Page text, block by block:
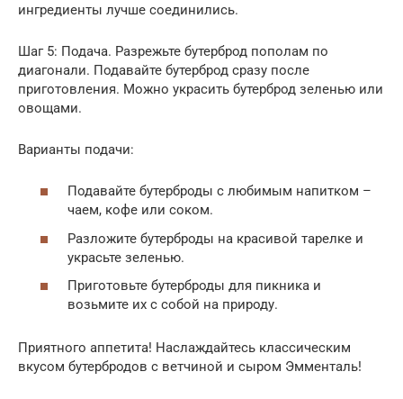
ингредиенты лучше соединились.
Шаг 5: Подача. Разрежьте бутерброд пополам по
диагонали. Подавайте бутерброд сразу после
приготовления. Можно украсить бутерброд зеленью или
овощами.
Варианты подачи:
Подавайте бутерброды с любимым напитком –
чаем, кофе или соком.
Разложите бутерброды на красивой тарелке и
украсьте зеленью.
Приготовьте бутерброды для пикника и
возьмите их с собой на природу.
Приятного аппетита! Наслаждайтесь классическим
вкусом бутербродов с ветчиной и сыром Эмменталь!